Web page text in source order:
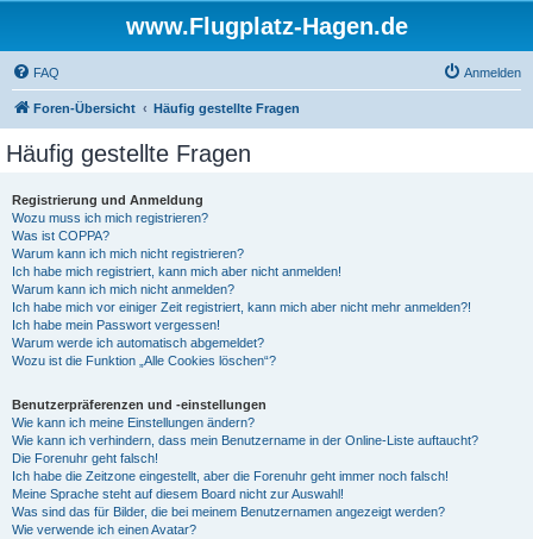
www.Flugplatz-Hagen.de
FAQ Anmelden
Foren-Übersicht Häufig gestellte Fragen
Häufig gestellte Fragen
Registrierung und Anmeldung
Wozu muss ich mich registrieren?
Was ist COPPA?
Warum kann ich mich nicht registrieren?
Ich habe mich registriert, kann mich aber nicht anmelden!
Warum kann ich mich nicht anmelden?
Ich habe mich vor einiger Zeit registriert, kann mich aber nicht mehr anmelden?!
Ich habe mein Passwort vergessen!
Warum werde ich automatisch abgemeldet?
Wozu ist die Funktion „Alle Cookies löschen“?
Benutzerpräferenzen und -einstellungen
Wie kann ich meine Einstellungen ändern?
Wie kann ich verhindern, dass mein Benutzername in der Online-Liste auftaucht?
Die Forenuhr geht falsch!
Ich habe die Zeitzone eingestellt, aber die Forenuhr geht immer noch falsch!
Meine Sprache steht auf diesem Board nicht zur Auswahl!
Was sind das für Bilder, die bei meinem Benutzernamen angezeigt werden?
Wie verwende ich einen Avatar?